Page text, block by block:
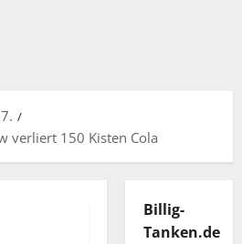
verliert 150 Kisten Cola
Billig-
Tanken.de